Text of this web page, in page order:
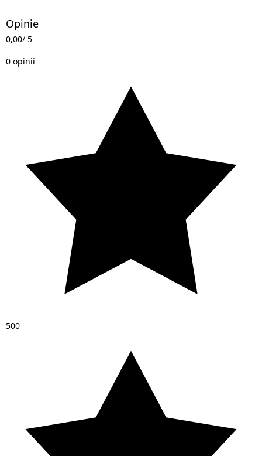
Opinie
0,00/ 5
0 opinii
500